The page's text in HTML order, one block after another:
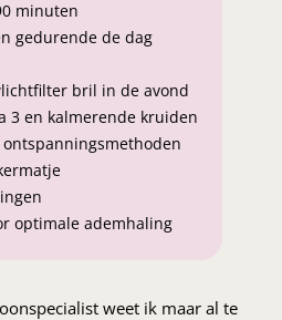
minuten
gedurende de dag
bril in de avond
3 en kalmerende kruiden
optimale ademhaling
weet ik maar al te